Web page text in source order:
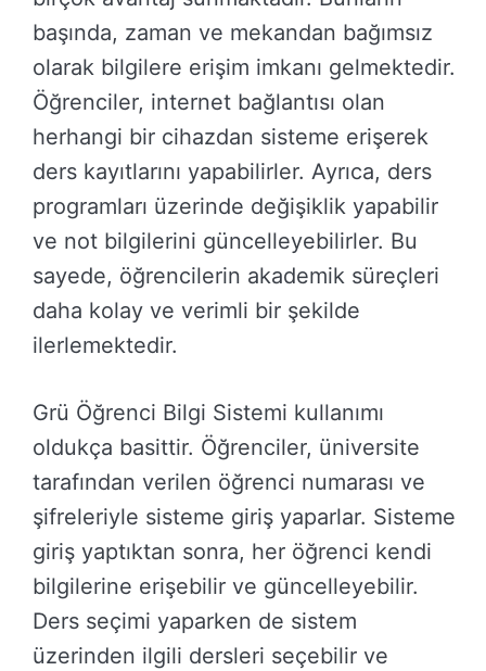
başında, zaman ve mekandan bağımsız
olarak bilgilere erişim imkanı gelmektedir.
Öğrenciler, internet bağlantısı olan
herhangi bir cihazdan sisteme erişerek
ders kayıtlarını yapabilirler. Ayrıca, ders
programları üzerinde değişiklik yapabilir
ve not bilgilerini güncelleyebilirler. Bu
sayede, öğrencilerin akademik süreçleri
daha kolay ve verimli bir şekilde
ilerlemektedir.
Grü Öğrenci Bilgi Sistemi kullanımı
oldukça basittir. Öğrenciler, üniversite
tarafından verilen öğrenci numarası ve
şifreleriyle sisteme giriş yaparlar. Sisteme
giriş yaptıktan sonra, her öğrenci kendi
bilgilerine erişebilir ve güncelleyebilir.
Ders seçimi yaparken de sistem
üzerinden ilgili dersleri seçebilir ve